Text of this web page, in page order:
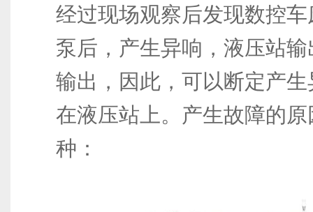
经过现场观察后发现数控
泵后，产生异响，液压站
输出，因此，可以断定产
在液压站上。产生故障的
种：